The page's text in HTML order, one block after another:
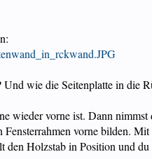
wie die Seitenplatte in die
wieder vorne ist. Dann
Fensterrahmen vorne bilden.
Holzstab in Position und